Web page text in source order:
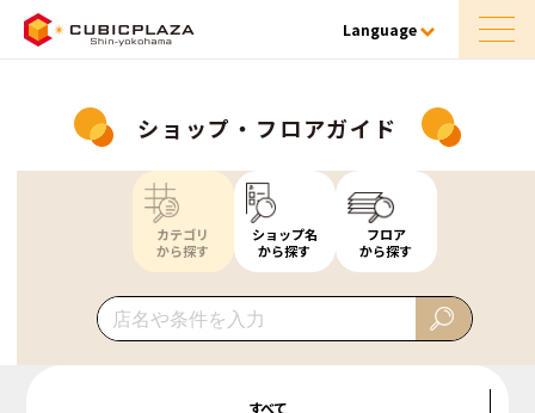
Language
ショップ・フロアガイド
カテゴリ
から探す
ショップ名
から探す
フロア
から探す
すべて